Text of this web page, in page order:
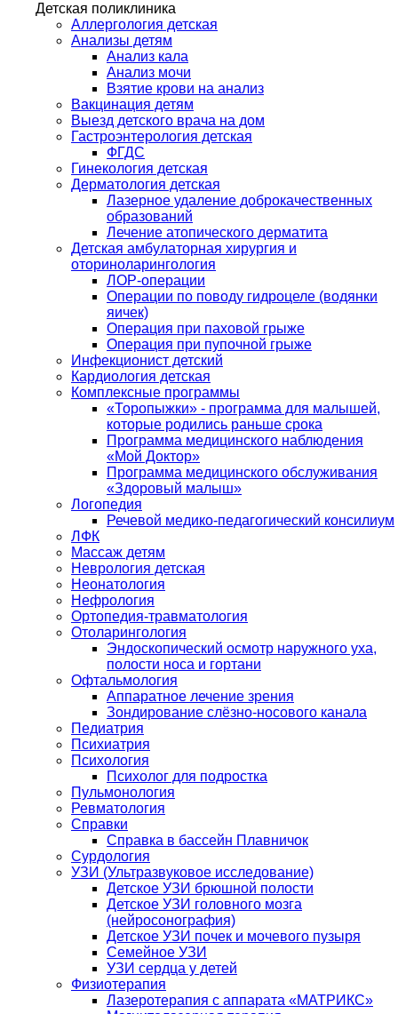
Детская поликлиника
Аллергология детская
Анализы детям
Анализ кала
Анализ мочи
Взятие крови на анализ
Вакцинация детям
Выезд детского врача на дом
Гастроэнтерология детская
ФГДС
Гинекология детская
Дерматология детская
Лазерное удаление доброкачественных
образований
Лечение атопического дерматита
Детская амбулаторная хирургия и
оториноларингология
ЛОР-операции
Операции по поводу гидроцеле (водянки
яичек)
Операция при паховой грыже
Операция при пупочной грыже
Инфекционист детский
Кардиология детская
Комплексные программы
«Торопыжки» - программа для малышей,
которые родились раньше срока
Программа медицинского наблюдения
«Мой Доктор»
Программа медицинского обслуживания
«Здоровый малыш»
Логопедия
Речевой медико-педагогический консилиум
ЛФК
Массаж детям
Неврология детская
Неонатология
Нефрология
Ортопедия-травматология
Отоларингология
Эндоскопический осмотр наружного уха,
полости носа и гортани
Офтальмология
Аппаратное лечение зрения
Зондирование слёзно-носового канала
Педиатрия
Психиатрия
Психология
Психолог для подростка
Пульмонология
Ревматология
Справки
Справка в бассейн Плавничок
Сурдология
УЗИ (Ультразвуковое исследование)
Детское УЗИ брюшной полости
Детское УЗИ головного мозга
(нейросонография)
Детское УЗИ почек и мочевого пузыря
Семейное УЗИ
УЗИ сердца у детей
Физиотерапия
Лазеротерапия с аппарата «МАТРИКС»